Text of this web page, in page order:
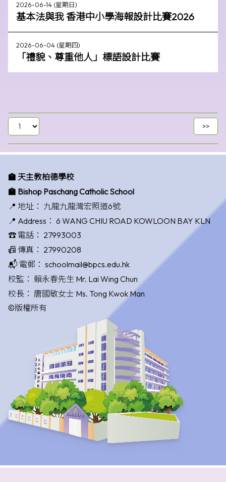
2026-06-14 (星期日)
基本法與我 香港中小學海報設計比賽2026
2026-06-04 (星期四)
「禮貌、尊重他人」標語設計比賽
🏫 天主教柏德學校
🏫 Bishop Paschang Catholic School
📍 地址： 九龍九龍灣宏照道6號
📍 Address： 6 WANG CHIU ROAD KOWLOON BAY KLN
☎️ 電話： 27993003
📠 傳真： 27990208
📬 電郵： schoolmail@bpcs.edu.hk
校監： 賴永春先生 Mr. Lai Wing Chun
校長： 唐國敏女士 Ms. Tong Kwok Man
©版權所有